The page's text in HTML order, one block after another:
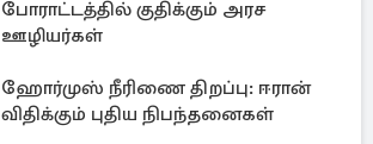
போராட்டத்தில் குதிக்கும் அரச
ஊழியர்கள்
ஹோர்முஸ் நீரிணை திறப்பு: ஈரான்
விதிக்கும் புதிய நிபந்தனைகள்